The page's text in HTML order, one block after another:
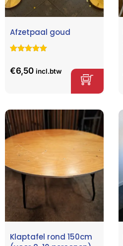
Afzetpaal goud
gebaseerd
€6,50 incl.btw
Klaptafel rond 150cm